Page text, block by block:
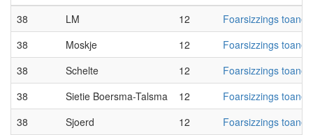
38
LM 12
Foarsizzings toanen
38
Moskje 12
Foarsizzings toanen
38
Schelte 12
Foarsizzings toanen
38
Sietie Boersma-Talsma 12
Foarsizzings toanen
38
Sjoerd 12
Foarsizzings toanen